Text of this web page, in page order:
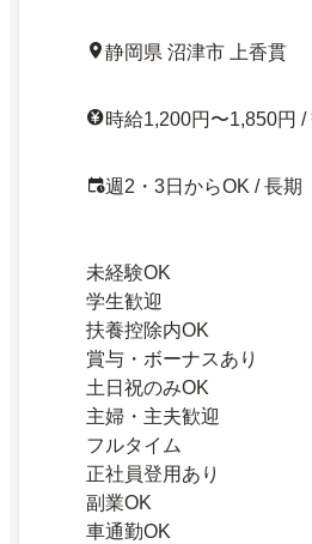
静岡県 沼津市 上香貫
時給1,200円〜1,850円 /
週2・3日からOK / 長期
未経験OK
学生歓迎
扶養控除内OK
賞与・ボーナスあり
土日祝のみOK
主婦・主夫歓迎
フルタイム
正社員登用あり
副業OK
車通勤OK